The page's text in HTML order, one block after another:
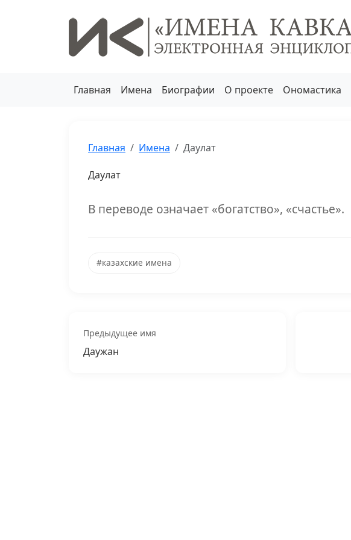
Главная Имена Биографии О проекте Ономастика
Главная Имена Даулат
Даулат
В переводе означает «богатство», «счастье».
#казахские имена
Предыдущее имя
Даужан